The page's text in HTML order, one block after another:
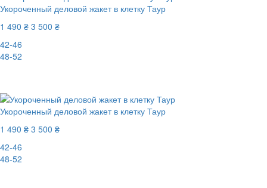
Укороченный деловой жакет в клетку Таур
1 490 ₴ 3 500 ₴
42-46
48-52
Укороченный деловой жакет в клетку Таур
1 490 ₴ 3 500 ₴
42-46
48-52